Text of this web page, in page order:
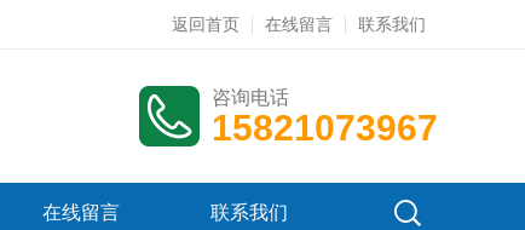
返回首页 在线留言 联系我们
咨询电话
15821073967
在线留言 联系我们